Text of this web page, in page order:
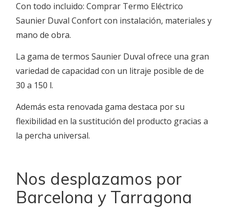
Con todo incluido: Comprar Termo Eléctrico
Saunier Duval Confort con instalación, materiales y
mano de obra.
La gama de termos Saunier Duval ofrece una gran
variedad de capacidad con un litraje posible de de
30 a 150 l.
Además esta renovada gama destaca por su
flexibilidad en la sustitución del producto gracias a
la percha universal.
Nos desplazamos por
Barcelona y Tarragona